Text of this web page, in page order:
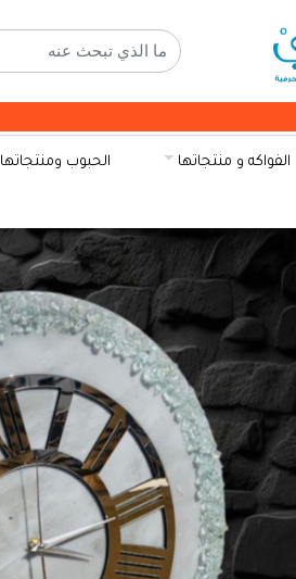
الفواكه و منتجاتها الحبوب ومنتجاتها